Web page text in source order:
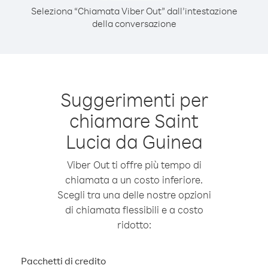
Seleziona “Chiamata Viber Out” dall’intestazione
della conversazione
Suggerimenti per
chiamare Saint
Lucia da Guinea
Viber Out ti offre più tempo di
chiamata a un costo inferiore.
Scegli tra una delle nostre opzioni
di chiamata flessibili e a costo
ridotto:
Pacchetti di credito